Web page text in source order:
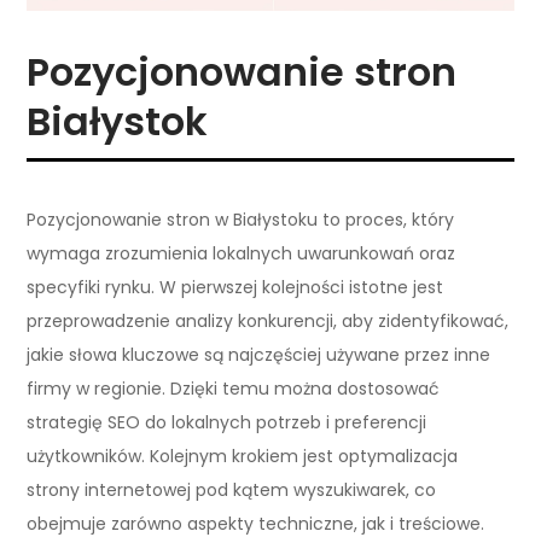
Pozycjonowanie stron
Białystok
Pozycjonowanie stron w Białystoku to proces, który
wymaga zrozumienia lokalnych uwarunkowań oraz
specyfiki rynku. W pierwszej kolejności istotne jest
przeprowadzenie analizy konkurencji, aby zidentyfikować,
jakie słowa kluczowe są najczęściej używane przez inne
firmy w regionie. Dzięki temu można dostosować
strategię SEO do lokalnych potrzeb i preferencji
użytkowników. Kolejnym krokiem jest optymalizacja
strony internetowej pod kątem wyszukiwarek, co
obejmuje zarówno aspekty techniczne, jak i treściowe.